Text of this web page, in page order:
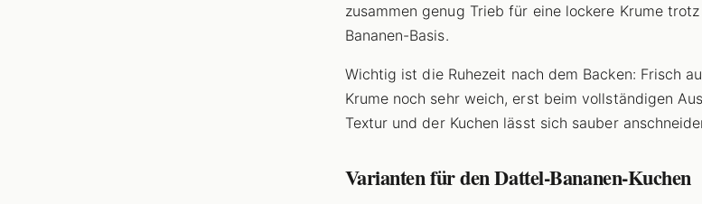
zusammen genug Trieb für eine lockere Krume
Bananen-Basis.
Wichtig ist die Ruhezeit nach dem Backen: Frisch
Krume noch sehr weich, erst beim vollständigen
Textur und der Kuchen lässt sich sauber
Varianten für den Dattel-Bananen-Kuchen